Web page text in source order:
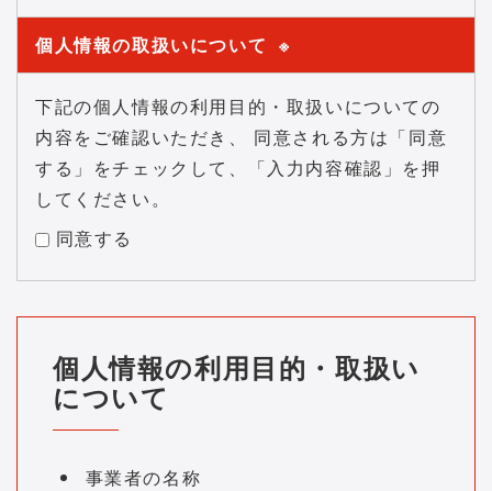
個人情報の取扱いについて ※
下記の個人情報の利用目的・取扱いについての
内容をご確認いただき、 同意される方は「同意
する」をチェックして、「入力内容確認」を押
してください。
同意する
個人情報の利用目的・取扱い
について
事業者の名称